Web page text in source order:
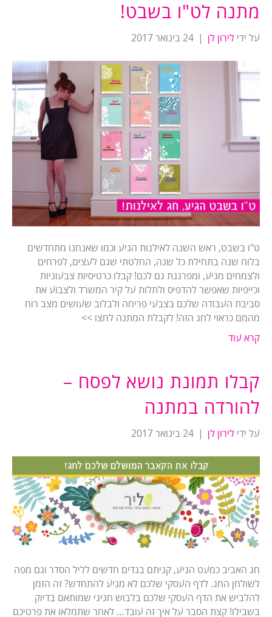
מתנה לט"ו בשבט!
על ידי לירון לן | 24 בינואר 2017
ט"ו בשבט, ראש השנה לאילנות הגיע וכמו שאנחנו מתחדשים
בלוח שנה בתחילת כל שנה, החלטתי שגם לעצים, לפרחים
ולצמחים מגיע, ומפרגנת גם לכם! קבלו כרטיסיות צבעוניות
וכייפיות שאפשר להדפיס ולתלות על קיר המשרד ולצבוע את
סביבת העבודה שלכם בצבעי פריחה ולבלוב שעושים מצב רוח
מהמם כראוי לחג הזה! לקבלת המתנה לחצו >>
קרא עוד
קבלו תמונת נושא לפסח –
להורדה במתנה
על ידי לירון לן | 24 בינואר 2017
חג האביב כמעט הגיע, קניתם בגדים חדשים לליל הסדר וגם מפה
לשולחן החג. לדף העסקי שלכם לא מגיע להתחדש? זה הזמן
להלביש את הדף העסקי שלכם בלבוש חגיגי שמותאם בדיוק
בשבילו! קצת הסבר על איך זה עובד… לאחר שתמלאו את פרטיכם